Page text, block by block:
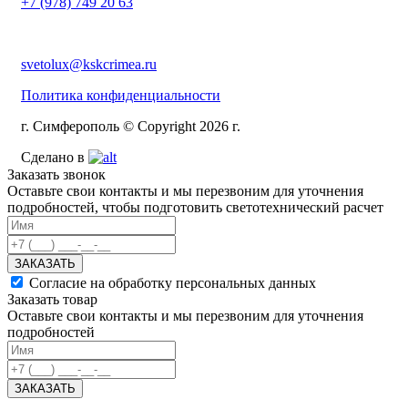
svetolux@kskcrimea.ru
Политика конфиденциальности
г. Симферополь © Copyright 2026 г.
Сделано в
Заказать звонок
Оставьте свои контакты и мы перезвоним для уточнения
подробностей, чтобы подготовить светотехнический расчет
ЗАКАЗАТЬ
Согласие на обработку персональных данных
Заказать товар
Оставьте свои контакты и мы перезвоним для уточнения
подробностей
ЗАКАЗАТЬ